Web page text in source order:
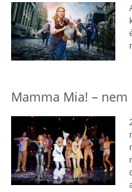
Mamma Mia! – nem